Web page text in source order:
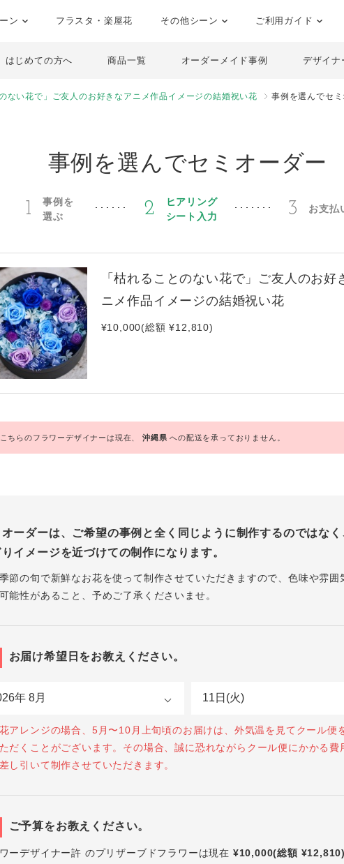
ン フラスタ・楽屋花 その他シーン ご利用ガイド
はじめての方へ 商品一覧 オーダーメイド事例 デザイナ
ない花で」ご友人のお好きなアニメ作品イメージの結婚祝い花 事例を選んでセ
事例を選んでセミオーダー
1
事例を
選ぶ
2
ヒアリング
シート入力
3 お支払
「枯れることのない花で」ご友人のお好
ニメ作品イメージの結婚祝い花
¥10,000(総額 ¥12,810)
こちらのフラワーデザイナーは現在、沖縄県への配送を承っておりません。
オーダーは、ご希望の事例と全く同じように制作するのではな
イメージを近づけての制作になります。
節の旬で新鮮なお花を使って制作させていただきますので、色味や雰囲
能性があること、予めご了承くださいませ。
お届け希望日をお教えください。
アレンジの場合、5月〜10月上旬頃のお届けは、外気温を見てクール便
だくことがございます。その場合、誠に恐れながらクール便にかかる費
し引いて制作させていただきます。
ご予算をお教えください。
ーデザイナー許 のプリザーブドフラワーは現在 ¥10,000(総額